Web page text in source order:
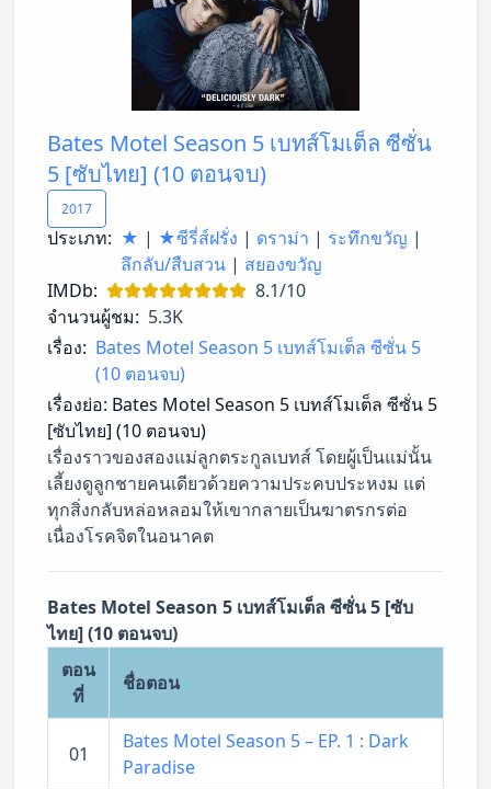
Bates Motel Season 5 เบทส์โมเต็ล ซีซั่น
5 [ซับไทย] (10 ตอนจบ)
2017
ประเภท: ★ | ★ซีรี่ส์ฝรั่ง | ดราม่า | ระทึกขวัญ |
ลึกลับ/สืบสวน | สยองขวัญ
IMDb:
8.1/10
จำนวนผู้ชม: 5.3K
เรื่อง: Bates Motel Season 5 เบทส์โมเต็ล ซีซั่น 5
(10 ตอนจบ)
เรื่องย่อ: Bates Motel Season 5 เบทส์โมเต็ล ซีซั่น 5
[ซับไทย] (10 ตอนจบ)
เรื่องราวของสองแม่ลูกตระกูลเบทส์ โดยผู้เป็นแม่นั้น
เลี้ยงดูลูกชายคนเดียวด้วยความประคบประหงม แต่
ทุกสิ่งกลับหล่อหลอมให้เขากลายเป็นฆาตรกรต่อ
เนื่องโรคจิตในอนาคต
Bates Motel Season 5 เบทส์โมเต็ล ซีซั่น 5 [ซับ
ไทย] (10 ตอนจบ)
ตอน
ที่
ชื่อตอน
01
Bates Motel Season 5 – EP. 1 : Dark
Paradise